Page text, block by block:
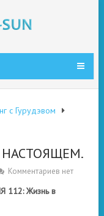
с Гурудэвом
Комментариев нет
112: Жизнь в